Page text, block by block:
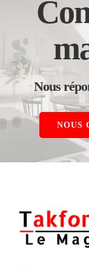
Nous
NOUS